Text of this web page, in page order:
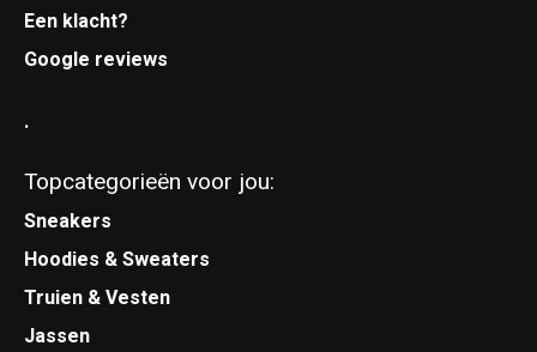
Een klacht?
Google reviews
.
Topcategorieën voor jou:
Sneakers
Hoodies & Sweaters
Truien & Vesten
Jassen